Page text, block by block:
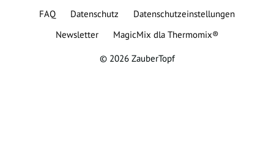
FAQ
Datenschutz
Datenschutzeinstellungen
Newsletter
MagicMix dla Thermomix®
© 2026 ZauberTopf